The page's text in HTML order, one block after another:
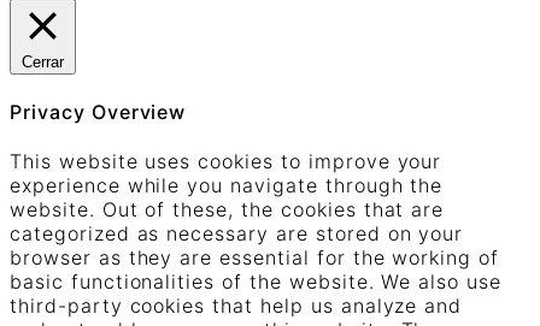
Cerrar
Privacy Overview
This website uses cookies to improve your
experience while you navigate through the
website. Out of these, the cookies that are
categorized as necessary are stored on your
browser as they are essential for the working of
basic functionalities of the website. We also use
third-party cookies that help us analyze and